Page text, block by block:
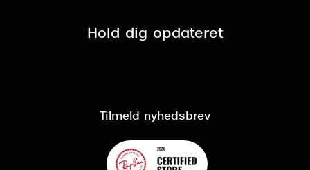
Spørgsmål & svar (FAQ)
Cookiepolitik
Hold dig opdateret
Tilmeld nyhedsbrev